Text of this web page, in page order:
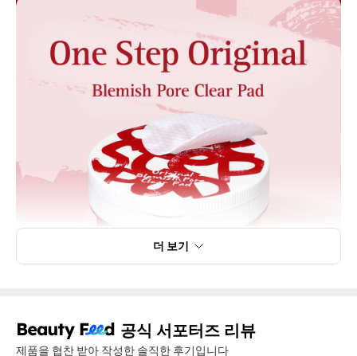
더 보기
공식 서포터즈 리뷰
제품을 협찬 받아 작성한 솔직한 후기입니다